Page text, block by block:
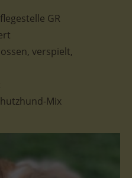
GR
verspielt,
Mix